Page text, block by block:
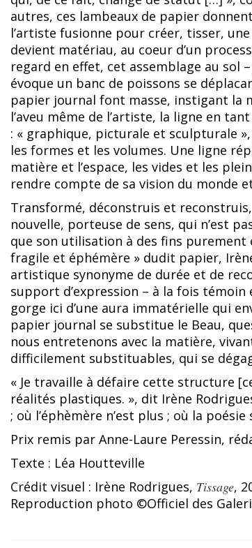
autres, ces lambeaux de papier
l’artiste fusionne pour créer, tisser,
devient matériau, au coeur d’un
regard en effet, cet assemblage au sol
évoque un banc de poissons se
papier journal font masse, instigant la
l’aveu même de l’artiste, la ligne en
: « graphique, picturale et sculpturale
les formes et les volumes. Une ligne
matière et l’espace, les vides et les
rendre compte de sa vision du monde
Transformé, déconstruis et
nouvelle, porteuse de sens, qui n’est
que son utilisation à des fins purement
fragile et éphémère » dudit papier,
artistique synonyme de durée et de
support d’expression – à la fois
gorge ici d’une aura immatérielle qui
papier journal se substitue le Beau,
nous entretenons avec la matière,
difficilement substituables, qui se
« Je travaille à défaire cette structure
réalités plastiques. », dit Irène
; où l’éphèmère n’est plus ; où la poésie
Prix remis par Anne-Laure Peressin,
Texte : Léa Houtteville
Crédit visuel : Irène Rodrigues, Tissage,
Reproduction photo ©Officiel des